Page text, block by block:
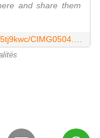
and share them